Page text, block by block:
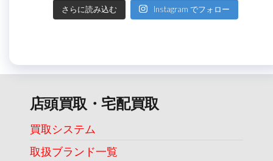
さらに読み込む Instagram でフォロー
店頭買取・宅配買取
買取システム
取扱ブランド一覧